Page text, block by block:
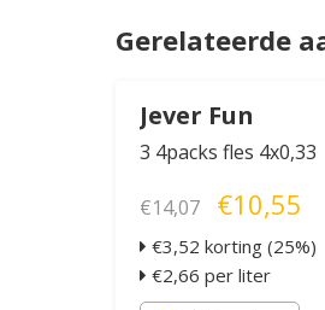
Gerelateerde
Jever Fun
3 4packs fles 4x0,33
€14,07 €10,55
€3,52 korting (25%)
€2,66 per liter